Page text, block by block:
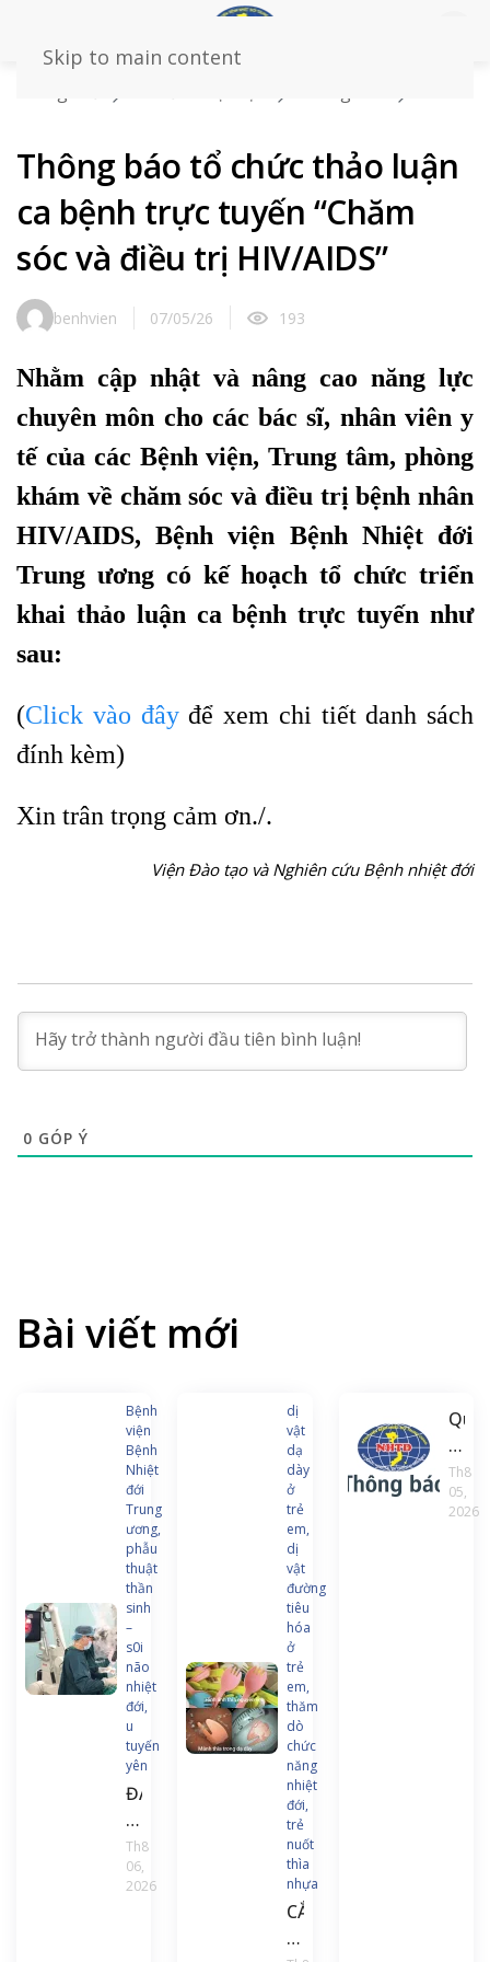
Skip to main content
điều trị HIV/AIDS”
Thông báo tổ chức thảo luận
ca bệnh trực tuyến “Chăm
sóc và điều trị HIV/AIDS”
benhvien 07/05/26 193
Nhằm cập nhật và nâng cao năng lực
chuyên môn cho các bác sĩ, nhân viên y
tế của các Bệnh viện, Trung tâm, phòng
khám về chăm sóc và điều trị bệnh nhân
HIV/AIDS, Bệnh viện Bệnh Nhiệt đới
Trung ương có kế hoạch tổ chức triển
khai thảo luận ca bệnh trực tuyến như
sau:
(Click vào đâyđể xem chi tiết danh sách
đính kèm)
Xin trân trọng cảm ơn./.
Viện Đào tạo và Nghiên cứu Bệnh nhiệt đới
0 GÓP Ý
Bài viết mới
Bệnh
viện
Bệnh
Nhiệt
đới
Trung
ương,
phẫu
thuật
thần
sinh
–
s0i
não
nhiệt
đới,
u
tuyến
yên
ĐAU
ĐẦU
KÉO
DÀI,
NGƯỜI
Th8
06,
2026
dị
vật
dạ
dày
ở
trẻ
em,
dị
vật
đường
tiêu
hóa
ở
trẻ
em,
thăm
dò
chức
năng
nhiệt
đới,
trẻ
nuốt
thìa
nhựa
CẮN
GÃY
định
về
việc
ban
Th8
05,
2026